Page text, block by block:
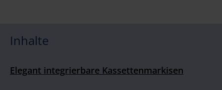
Inhalte
Elegant integrierbare Kassettenmarkisen